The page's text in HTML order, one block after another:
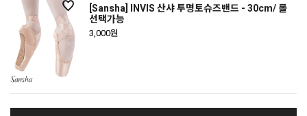
[Sansha] INVIS 산샤 투명토슈즈밴드 - 30cm/ 롤
선택가능
3,000원